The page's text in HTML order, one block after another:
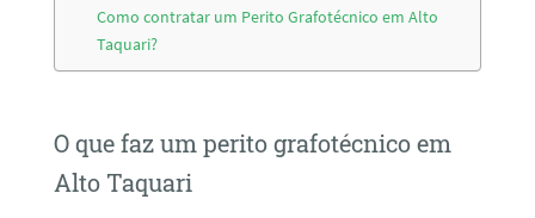
Como contratar um Perito Grafotécnico em Alto
Taquari?
O que faz um perito grafotécnico em
Alto Taquari